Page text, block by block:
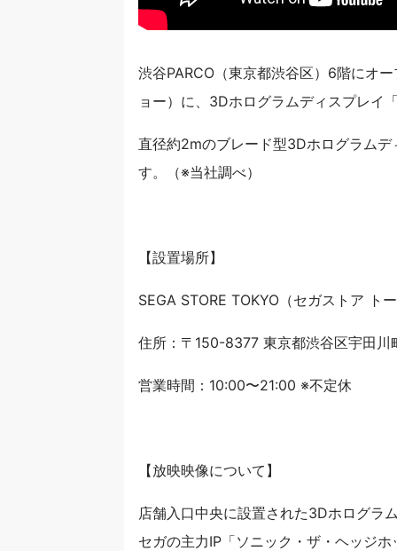
渋谷PARCO（東京都渋谷区）6階にオ
ョー）に、3Dホログラムディスプレ
直径約2mのブレード型3Dホログラム
す。（※当社調べ）
【設置場所】
SEGA STORE TOKYO（セガストア ト
住所：〒150-8377 東京都渋谷区宇田川
営業時間：10:00〜21:00 ※不定休
【放映映像について】
店舗入口中央に設置された3Dホログラ
セガの主力IP「ソニック・ザ・ヘッジ